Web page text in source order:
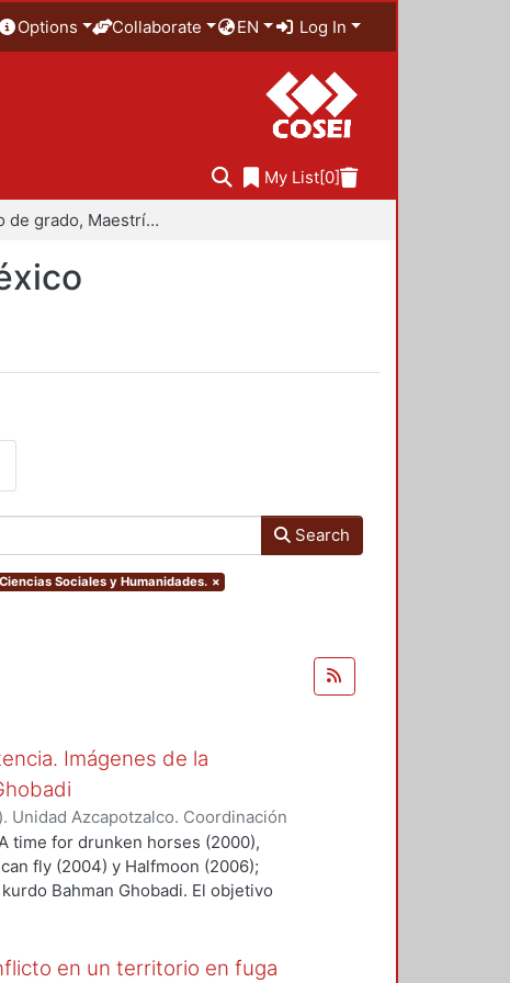
Options Collaborate EN Log In
My List[0]
Trabajo de grado, Maestría en Historiografía de México
Search
Sociales y Humanidades. ×
Imágenes de la
Unidad Azcapotzalco. Coordinación
García, Violeta
time for drunken horses (2000),
fly (2004) y Halfmoon (2006);
Bahman Ghobadi. El objetivo
crear, registrar y difundir
Concretamente, la pesquisa que
en un territorio en fuga